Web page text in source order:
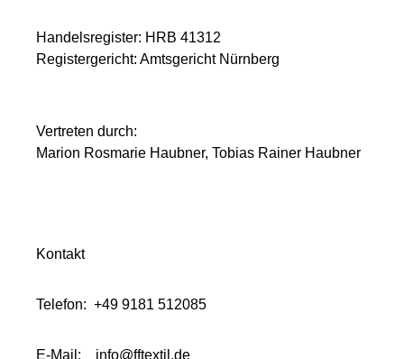
Handelsregister: HRB 41312
Registergericht: Amtsgericht Nürnberg
Vertreten durch:
Marion Rosmarie Haubner, Tobias Rainer Haubner
Kontakt
Telefon: +49 9181 512085
E-Mail: info@fftextil.de